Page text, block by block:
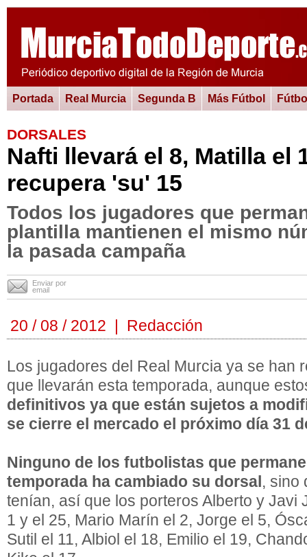
Portada Real Murcia Segunda B Más Fútbol
DORSALES
Nafti llevará el 8, Matilla el
recupera 'su' 15
Todos los jugadores que
plantilla mantienen el mismo
la pasada campaña
Enviar por
email
20 / 08 / 2012 | Redacción
Los jugadores del Real Murcia ya se han
que llevarán esta temporada, aunque
definitivos ya que están sujetos a
se cierre el mercado el próximo día 31
Ninguno de los futbolistas que
temporada ha cambiado su dorsal, sino
tenían, así que los porteros Alberto y Javi
1 y el 25, Mario Marín el 2, Jorge el 5,
Sutil el 11, Albiol el 18, Emilio el 19,